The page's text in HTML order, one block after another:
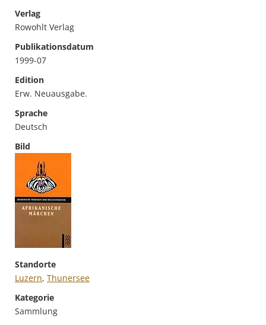
Verlag
Rowohlt Verlag
Publikationsdatum
1999-07
Edition
Erw. Neuausgabe.
Sprache
Deutsch
Bild
Standorte
Luzern, Thunersee
Kategorie
Sammlung